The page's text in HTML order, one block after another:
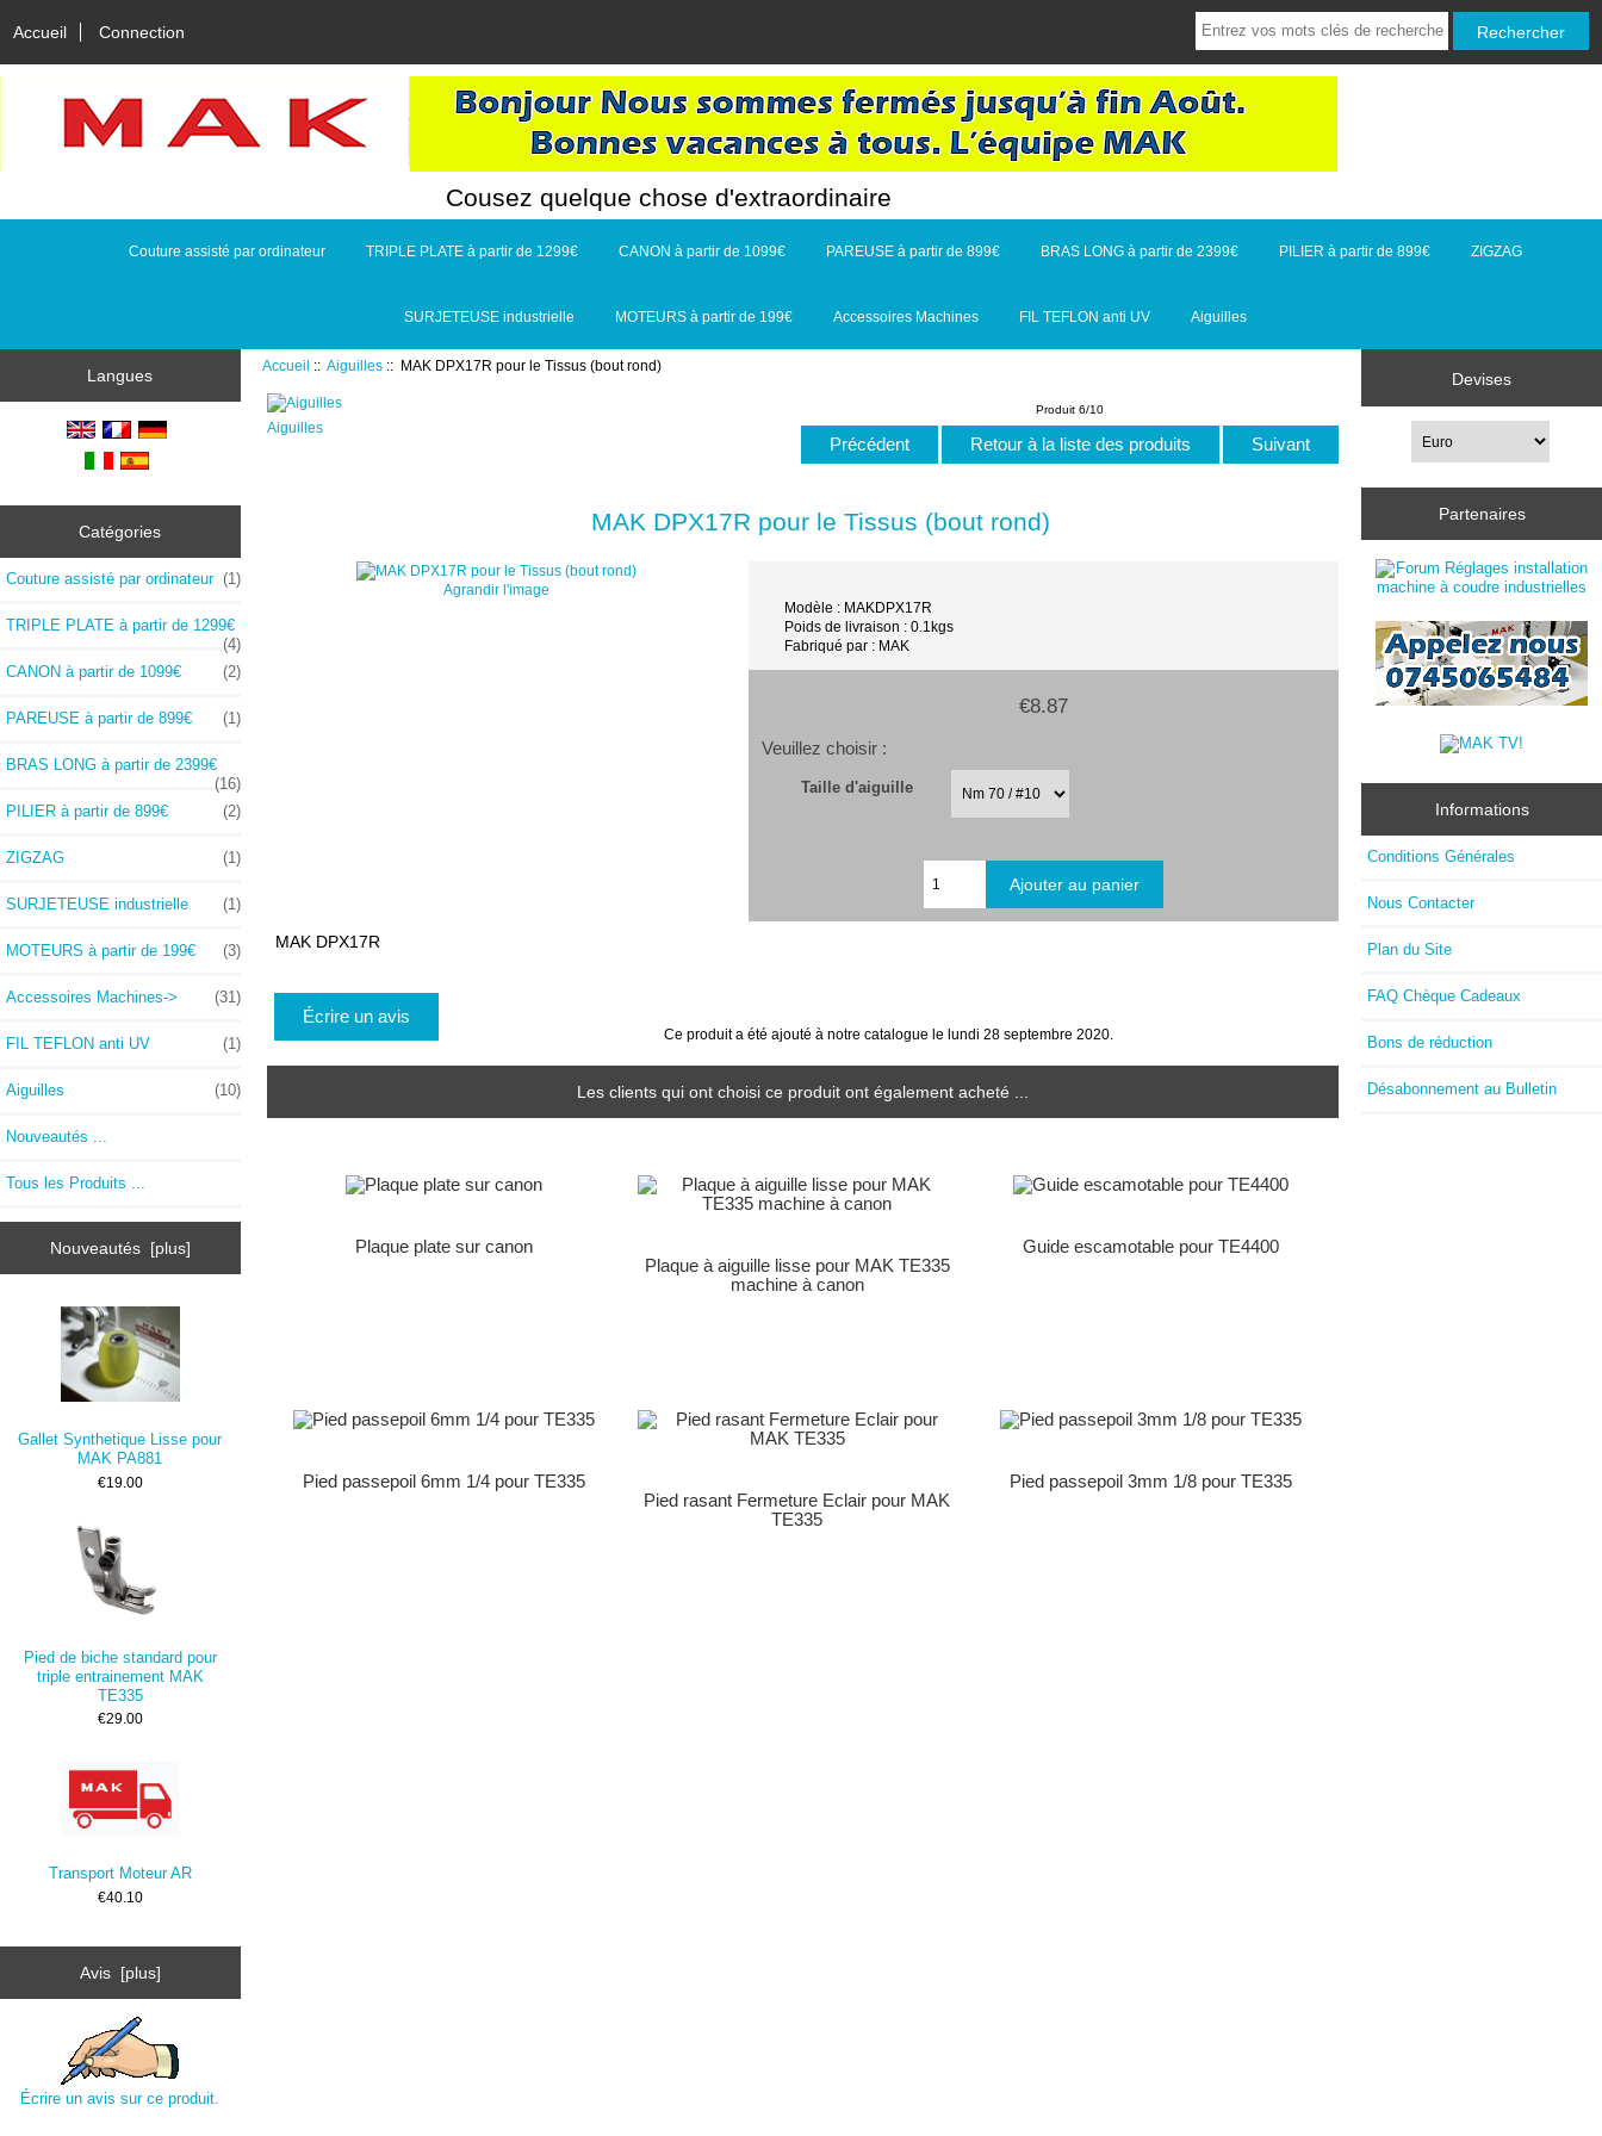
Accueil Connection
Cousez quelque chose d'extraordinaire
Couture assisté par ordinateur TRIPLE PLATE à partir de 1299€ CANON à partir de 1099€ PAREUSE à partir de 899€ BRAS LONG à partir de 2399€ PILIER à partir de 899€ ZIGZAG
SURJETEUSE industrielle MOTEURS à partir de 199€ Accessoires Machines FIL TEFLON anti UV Aiguilles
Langues
Catégories
Couture assisté par ordinateur (1)
TRIPLE PLATE à partir de 1299€
(4)
CANON à partir de 1099€
(2)
PAREUSE à partir de 899€ (1)
BRAS LONG à partir de 2399€
(16)
PILIER à partir de 899€
(2)
ZIGZAG (1)
SURJETEUSE industrielle (1)
MOTEURS à partir de 199€ (3)
Accessoires Machines-> (31)
FIL TEFLON anti UV (1)
Aiguilles (10)
Nouveautés ...
Tous les Produits ...
Nouveautés [plus]
Gallet Synthetique Lisse pour
MAK PA881
€19.00
Pied de biche standard pour
triple entrainement MAK
TE335
€29.00
Transport Moteur AR
€40.10
Avis [plus]
Écrire un avis sur ce produit.
Accueil ::Aiguilles :: MAK DPX17R pour le Tissus (bout rond)
Aiguilles
Produit 6/10
Précédent Retour à la liste des produits Suivant
MAK DPX17R pour le Tissus (bout rond)
Agrandir l'image
Modèle : MAKDPX17R
Poids de livraison : 0.1kgs
Fabriqué par : MAK
€8.87
Veuillez choisir :
Taille d'aiguille
MAK DPX17R
Écrire un avis
Ce produit a été ajouté à notre catalogue le lundi 28 septembre 2020.
Les clients qui ont choisi ce produit ont également acheté ...
Plaque plate sur canon
Plaque à aiguille lisse pour MAK TE335
machine à canon
Guide escamotable pour TE4400
Pied passepoil 6mm 1/4 pour TE335
Pied rasant Fermeture Eclair pour MAK
TE335
Pied passepoil 3mm 1/8 pour TE335
Devises
Partenaires
Informations
Conditions Générales
Nous Contacter
Plan du Site
FAQ Chèque Cadeaux
Bons de réduction
Désabonnement au Bulletin